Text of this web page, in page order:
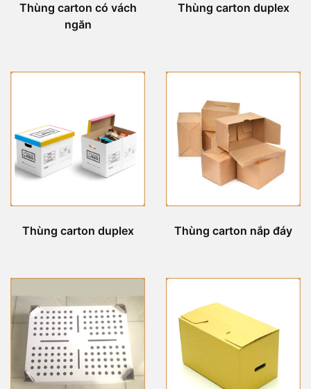
Thùng carton có vách
ngăn
Thùng carton duplex
Thùng carton duplex Thùng carton nắp đáy